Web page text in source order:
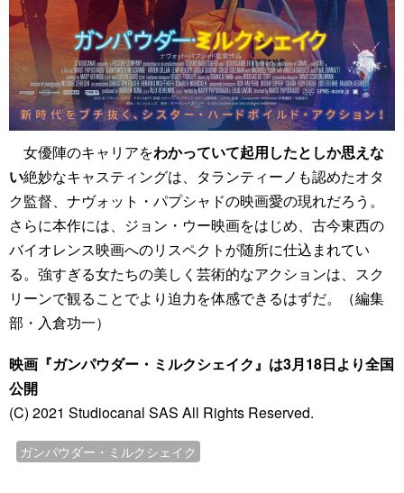
女優陣のキャリアをわかっていて起用したとしか思えな
い絶妙なキャスティングは、タランティーノも認めたオタ
ク監督、ナヴォット・パプシャドの映画愛の現れだろう。
さらに本作には、ジョン・ウー映画をはじめ、古今東西の
バイオレンス映画へのリスペクトが随所に仕込まれてい
る。強すぎる女たちの美しく芸術的なアクションは、スク
リーンで観ることでより迫力を体感できるはずだ。（編集
部・入倉功一）
映画『ガンパウダー・ミルクシェイク』は3月18日より全国
公開
(C) 2021 Studiocanal SAS All Rights Reserved.
ガンパウダー・ミルクシェイク